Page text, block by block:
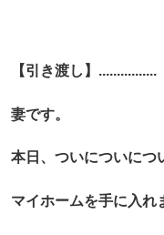
【引き渡し】................
妻です。
本日、ついについにつ
マイホームを手に入れ